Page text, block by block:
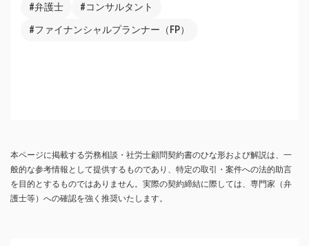
#弁護士 #コンサルタント
#ファイナンシャルプランナー（FP）
本ページに掲載する労務相談・社労士顧問契約書のひな形および解説は、一
般的な参考情報として提供するものであり、特定の取引・案件への法的助言
を目的とするものではありません。実際の契約締結に際しては、専門家（弁
護士等）への確認を強く推奨いたします。